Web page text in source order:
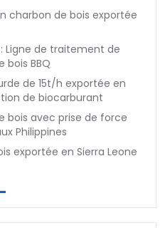
charbon de bois exportée
Ligne de traitement de
BBQ
de 15t/h exportée en
de biocarburant
bois avec prise de force
Philippines
exportée en Sierra Leone